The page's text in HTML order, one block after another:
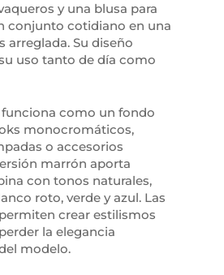
y una blusa para
conjunto cotidiano en una
arreglada. Su diseño
uso tanto de día como
como un fondo
monocromáticos,
o accesorios
marrón aporta
con tonos naturales,
roto, verde y azul. Las
crear estilismos
la elegancia
modelo.